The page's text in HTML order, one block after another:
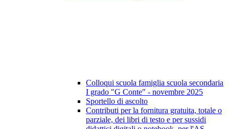
Colloqui scuola famiglia scuola secondaria
I grado "G Conte" - novembre 2025
Sportello di ascolto
Contributi per la fornitura gratuita, totale o
parziale, dei libri di testo e per sussidi